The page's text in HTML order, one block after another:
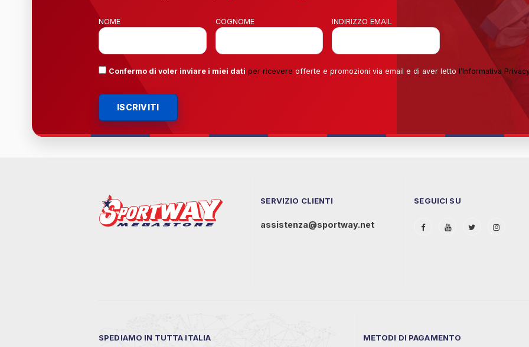
NOME COGNOME INDIRIZZO EMAIL
Confermo di voler inviare i miei dati per ricevere offerte e promozioni via email e di aver letto l’Informativa Privacy
ISCRIVITI
SERVIZIO CLIENTI
assistenza@sportway.net
SEGUICI SU
SPEDIAMO IN TUTTA ITALIA METODI DI PAGAMENTO